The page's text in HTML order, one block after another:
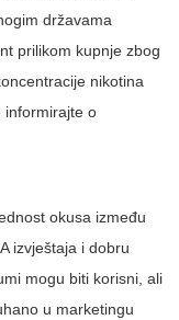
državama
prilikom kupnje zbog
nikotina
informirajte o
okusa između
izvještaja i dobru
mogu biti korisni, ali
u marketingu